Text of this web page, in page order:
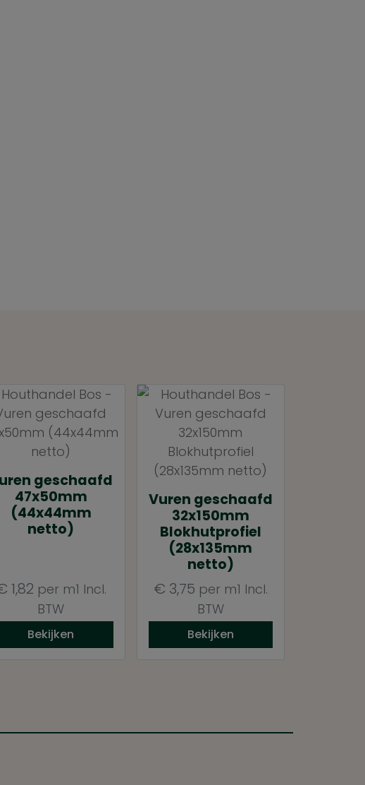
geschaafd
47x50mm
(44x44mm
netto)
1,82 per m1 Incl.
BTW
Bekijken
Vuren geschaafd
32x150mm
Blokhutprofiel
(28x135mm
netto)
€ 3,75 per m1 Incl.
BTW
Bekijken